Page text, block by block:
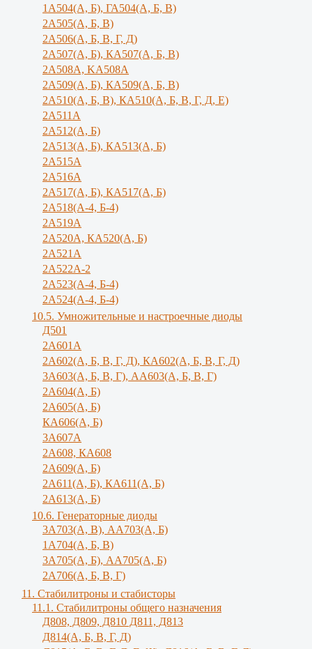
1А504(А, Б), ГА504(А, Б, В)
2А505(А, Б, B)
2А506(А, Б, В, Г, Д)
2А507(А, Б), КА507(А, Б, В)
2А508А, KA508A
2А509(А, Б), КА509(А, Б, В)
2А510(А, Б, В), КА510(А, Б, В, Г, Д, Е)
2А511А
2А512(А, Б)
2А513(А, Б), КА513(А, Б)
2А515А
2A516A
2А517(А, Б), КА517(А, Б)
2А518(А-4, Б-4)
2A519A
2А520А, КА520(А, Б)
2А521А
2А522А-2
2А523(А-4, Б-4)
2А524(А-4, Б-4)
10.5. Умножительные и настроечные диоды
Д501
2А601А
2А602(А, Б, В, Г, Д), КА602(А, Б, В, Г, Д)
3A603(A, Б, B, Г), АА603(А, Б, В, Г)
2А604(А, Б)
2А605(А, Б)
КА606(А, Б)
3А607А
2А608, КА608
2А609(А, Б)
2А611(А, Б), КА611(А, Б)
2А613(А, Б)
10.6. Генераторные диоды
3A703(A, B), АА703(А, Б)
1А704(А, Б, В)
3А705(А, Б), АА705(А, Б)
2А706(А, Б, В, Г)
11. Стабилитроны и стабисторы
11.1. Стабилитроны общего назначения
Д808, Д809, Д810 Д811, Д813
Д814(А, Б, В, Г, Д)